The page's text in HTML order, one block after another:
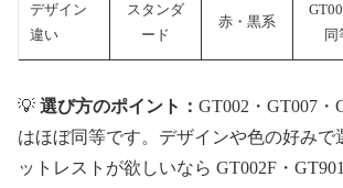
デザイン
違い
スタンダ
ード
赤・黒系
同
💡 選び方のポイント： GT002・GT007・
はほぼ同等です。デザインや色の好みで
ットレストが欲しいなら GT002F・